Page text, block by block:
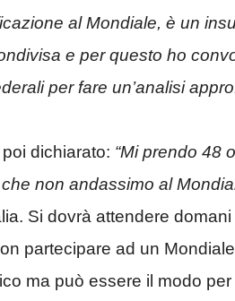
al Mondiale, è un
e per questo ho
per fare un’analisi
dichiarato: “Mi prendo 48
non andassimo al
Si dovrà attendere
partecipare ad un
ma può essere il modo per